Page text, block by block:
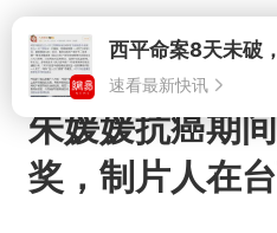
速看最新快讯
朱媛媛抗癌期
奖，制片人在